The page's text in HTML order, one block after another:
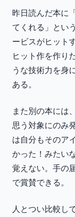
昨日読んだ本に
てくれる」とい
ービスがヒット
ヒット作を作り
うな技術力を身
ある。
また別の本には
思う対象にのみ
は自分もそのア
かった！みたい
覚えない。手の
で賞賛できる。
人とつい比較し